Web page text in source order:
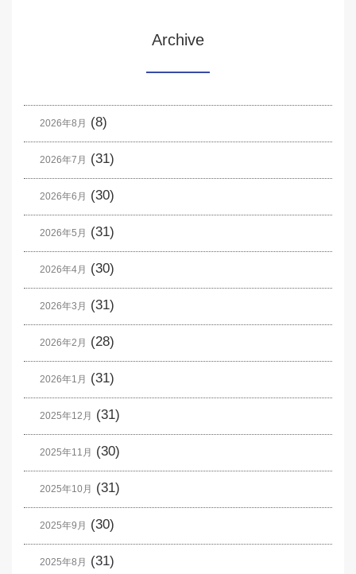
Archive
2026年8月 (8)
2026年7月 (31)
2026年6月 (30)
2026年5月 (31)
2026年4月 (30)
2026年3月 (31)
2026年2月 (28)
2026年1月 (31)
2025年12月 (31)
2025年11月 (30)
2025年10月 (31)
2025年9月 (30)
2025年8月 (31)